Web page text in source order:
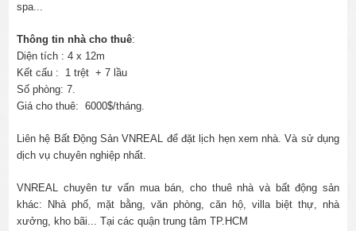
spa...
Thông tin nhà cho thuê:
Diện tích : 4 x 12m
Kết cấu : 1 trệt + 7 lầu
Số phòng: 7.
Giá cho thuê: 6000$/tháng.
Liên hệ Bất Động Sản VNREAL để đặt lịch hẹn xem nhà. Và sử dụng
dịch vụ chuyên nghiệp nhất.
VNREAL chuyên tư vấn mua bán, cho thuê nhà và bất động sản
khác: Nhà phố, mặt bằng, văn phòng, căn hộ, villa biệt thự, nhà
xưởng, kho bãi... Tại các quận trung tâm TP.HCM